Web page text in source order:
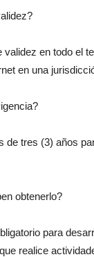
validez en todo el
en una
de tres (3) años
obtenerlo?
para
realice